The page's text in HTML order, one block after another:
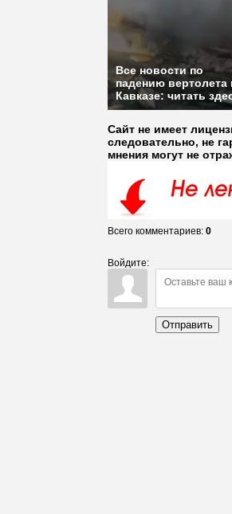
Все новости по
падению вертолета
Кавказе: читать
Сайт не имеет
следовательно, не
мнения могут не
Всего комментариев: 0
Войдите:
Отправить